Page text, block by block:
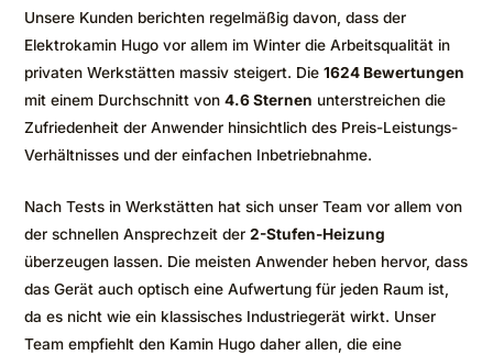
Unsere Kunden berichten regelmäßig davon, dass der
Elektrokamin Hugo vor allem im Winter die Arbeitsqualität in
privaten Werkstätten massiv steigert. Die 1624 Bewertungen
mit einem Durchschnitt von 4.6 Sternen unterstreichen die
Zufriedenheit der Anwender hinsichtlich des Preis-Leistungs-
Verhältnisses und der einfachen Inbetriebnahme.
Nach Tests in Werkstätten hat sich unser Team vor allem von
der schnellen Ansprechzeit der 2-Stufen-Heizung
überzeugen lassen. Die meisten Anwender heben hervor, dass
das Gerät auch optisch eine Aufwertung für jeden Raum ist,
da es nicht wie ein klassisches Industriegerät wirkt. Unser
Team empfiehlt den Kamin Hugo daher allen, die eine